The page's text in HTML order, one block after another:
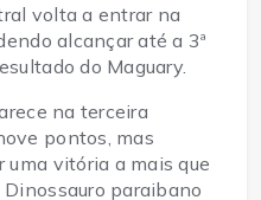
volta a entrar na
alcançar até a 3ª
do Maguary.
na terceira
pontos, mas
vitória a mais que
paraibano